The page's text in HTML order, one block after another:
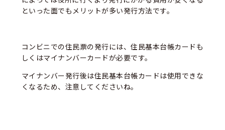
といった面でもメリットが多い発行方法です。
コンビニでの住民票の発行には、住民基本台帳カードも
しくはマイナンバーカードが必要です。
マイナンバー発行後は住民基本台帳カードは使用できな
くなるため、注意してくださいね。